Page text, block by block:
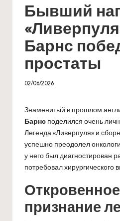
Бывший
Барнс
простаты
02/06/2026
Знаменитый в прошлом
Барнс поделился очень
Легенда «Ливерпуля» и
успешно преодолел
у него был диагностирован
потребовал хирургического
Откровенное
признание